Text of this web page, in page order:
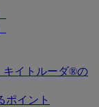
キイトルーダ®の
ポイント